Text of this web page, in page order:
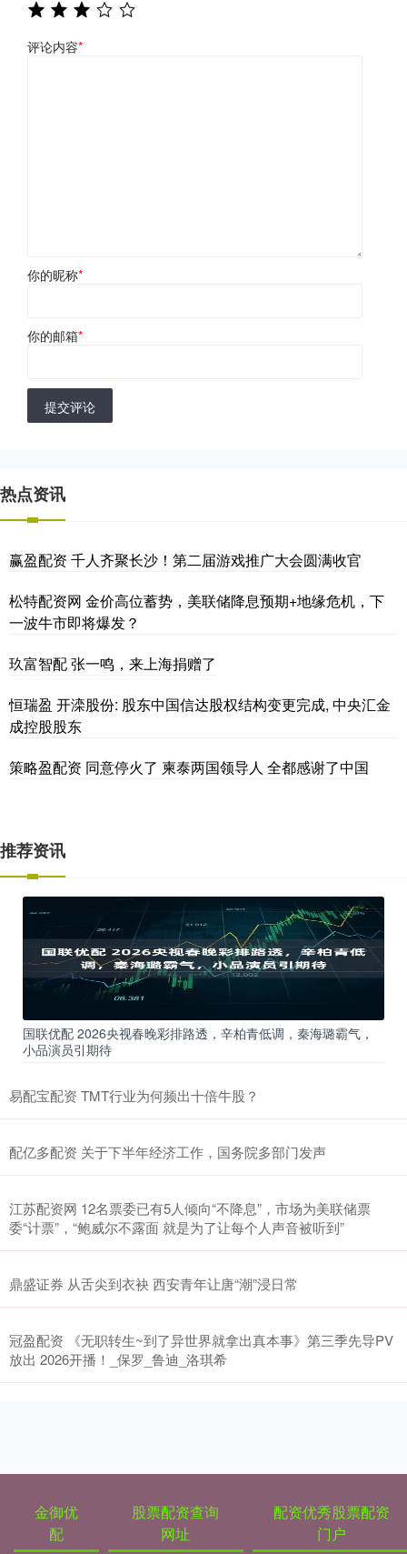
评论内容*
你的昵称*
你的邮箱*
提交评论
热点资讯
赢盈配资 千人齐聚长沙！第二届游戏推广大会圆满收官
松特配资网 金价高位蓄势，美联储降息预期+地缘危机，下
一波牛市即将爆发？
玖富智配 张一鸣，来上海捐赠了
恒瑞盈 开滦股份: 股东中国信达股权结构变更完成, 中央汇金
成控股股东
策略盈配资 同意停火了 柬泰两国领导人 全都感谢了中国
推荐资讯
国联优配 2026央视春晚彩排路透，辛柏青低调，秦海璐霸气，
小品演员引期待
易配宝配资 TMT行业为何频出十倍牛股？
配亿多配资 关于下半年经济工作，国务院多部门发声
江苏配资网 12名票委已有5人倾向“不降息”，市场为美联储票
委“计票”，“鲍威尔不露面 就是为了让每个人声音被听到”
鼎盛证券 从舌尖到衣袂 西安青年让唐“潮”浸日常
冠盈配资 《无职转生~到了异世界就拿出真本事》第三季先导PV
放出 2026开播！_保罗_鲁迪_洛琪希
金御优
配
股票配资查询
网址
配资优秀股票配资
门户